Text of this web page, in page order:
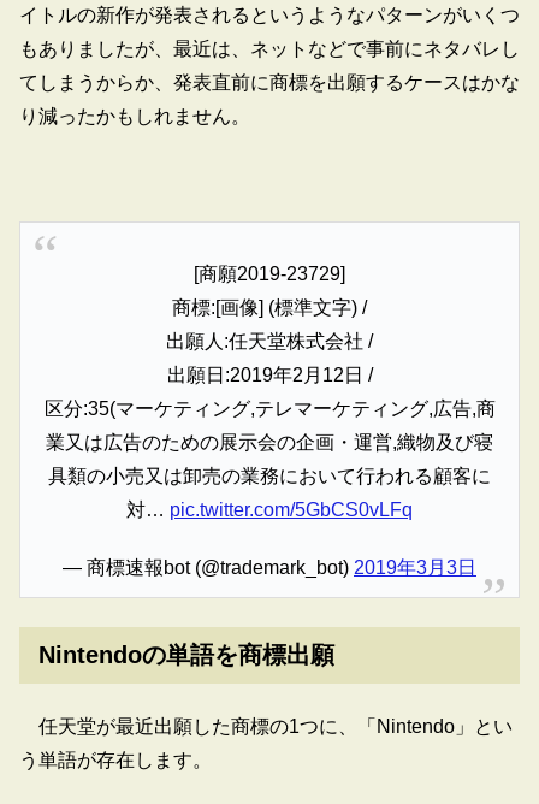
イトルの新作が発表されるというようなパターンがいくつ
もありましたが、最近は、ネットなどで事前にネタバレし
てしまうからか、発表直前に商標を出願するケースはかな
り減ったかもしれません。
[商願2019-23729]
商標:[画像] (標準文字) /
出願人:任天堂株式会社 /
出願日:2019年2月12日 /
区分:35(マーケティング,テレマーケティング,広告,商
業又は広告のための展示会の企画・運営,織物及び寝
具類の小売又は卸売の業務において行われる顧客に
対… pic.twitter.com/5GbCS0vLFq
— 商標速報bot (@trademark_bot) 2019年3月3日
Nintendoの単語を商標出願
任天堂が最近出願した商標の1つに、「Nintendo」とい
う単語が存在します。